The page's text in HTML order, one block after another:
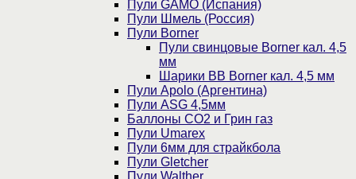
Пули GAMO (Испания)
Пули Шмель (Россия)
Пули Borner
Пули свинцовые Borner кал. 4,5
мм
Шарики BB Borner кал. 4,5 мм
Пули Apolo (Аргентина)
Пули ASG 4,5мм
Баллоны CO2 и Грин газ
Пули Umarex
Пули 6мм для страйкбола
Пули Gletcher